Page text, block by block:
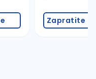
Zapratite